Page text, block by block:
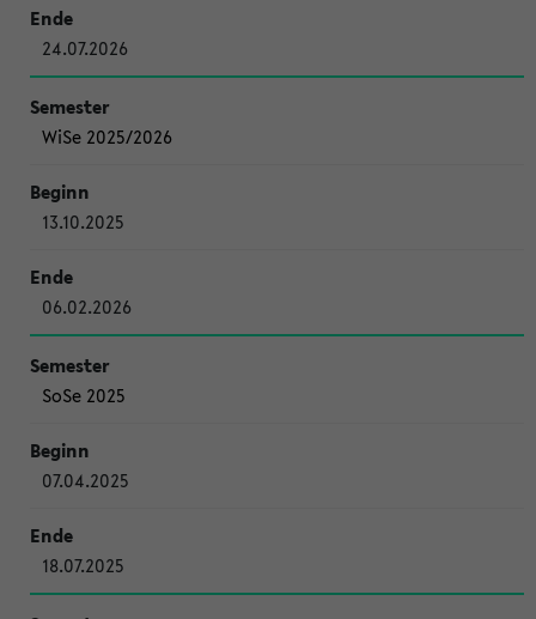
24.07.2026
WiSe 2025/2026
13.10.2025
06.02.2026
SoSe 2025
07.04.2025
18.07.2025